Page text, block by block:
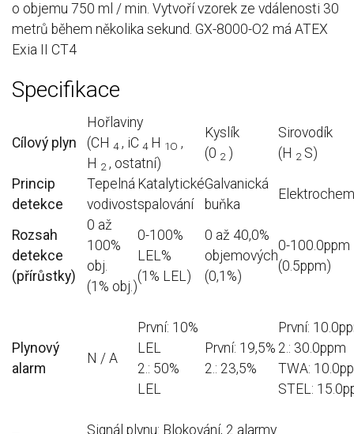
o objemu 750 ml / min. Vytvoří vzorek ze vdálenosti 30
metrů během několika sekund. GX-8000-O2 má ATEX
Exia II CT4
Specifikace
Cílový plyn
Hořlaviny
(CH 4 , iC 4 H 1O ,
H 2 , ostatní)
Kyslík
(0 2 )
Sirovodík
(H 2 S)
Princip
detekce
Tepelná
vodivost
Katalytické
spalování
Galvanická
buňka
Rozsah
detekce
(přírůstky)
0 až
100%
obj.
(1% obj.)
0-100%
LEL%
(1% LEL)
0 až 40,0%
objemových
(0,1%)
0-100.0ppm
(0.5ppm)
Plynový
alarm
N / A
První: 10%
LEL
2.: 50%
LEL
První: 19,5%
2.: 23,5%
První:
2.: 30.0ppm
TWA:
STEL:
Signál plynu: Blokování, 2 alarmy